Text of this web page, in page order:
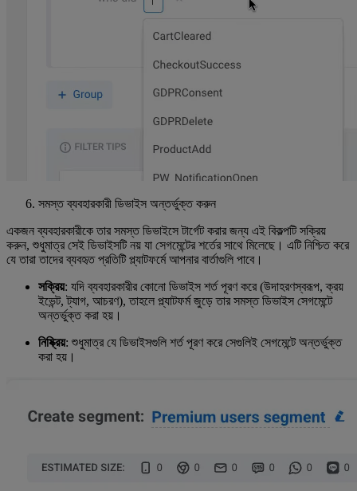
সমস্ত ব্যবহারকারী ডিভাইস অন্তর্ভুক্ত করুন
একজন ব্যবহারকারীকে তার সমস্ত ডিভাইসে টার্গেট করার জন্য এই বিকল্পটি সক্রিয়
করুন, শুধুমাত্র সেই ডিভাইসটি নয় যা সেগমেন্টের শর্তের সাথে মিলেছে। এটি নিশ্চিত করে
যে তারা তাদের ব্যবহৃত প্রতিটি প্ল্যাটফর্মে আপনার বার্তাগুলি পাবে।
সক্রিয়: যদি ব্যবহারকারীর কোনো ডিভাইস শর্ত পূরণ করে (উদাহরণস্বরূপ, ক্রয়
ইভেন্ট, ট্যাগ, আচরণ), তাহলে প্ল্যাটফর্ম জুড়ে তার সমস্ত ডিভাইস সেগমেন্টে
অন্তর্ভুক্ত করা হয়।
নিষ্ক্রিয়: শুধুমাত্র যে ডিভাইসগুলি শর্ত পূরণ করে সেগুলিই সেগমেন্টে অন্তর্ভুক্ত
করা হয়।